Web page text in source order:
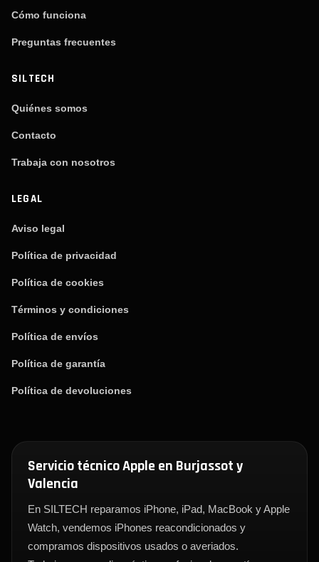
Cómo funciona
Preguntas frecuentes
SILTECH
Quiénes somos
Contacto
Trabaja con nosotros
LEGAL
Aviso legal
Política de privacidad
Política de cookies
Términos y condiciones
Política de envíos
Política de garantía
Política de devoluciones
Servicio técnico Apple en Burjassot y
Valencia
En SILTECH reparamos iPhone, iPad, MacBook y Apple
Watch, vendemos iPhones reacondicionados y
compramos dispositivos usados o averiados.